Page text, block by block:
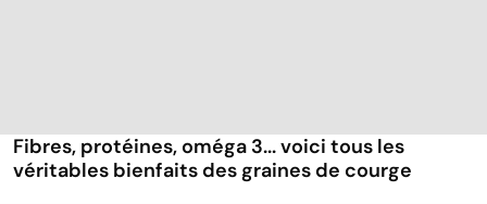
Fibres, protéines, oméga 3... voici tous les
véritables bienfaits des graines de courge